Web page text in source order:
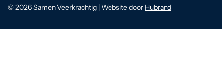
© 2026 Samen Veerkrachtig | Website door Hubrand